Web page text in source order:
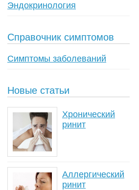
Эндокринология
Справочник симптомов
Симптомы заболеваний
Новые статьи
Хронический
ринит
Аллергический
ринит